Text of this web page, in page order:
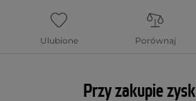
Ulubione Porównaj
Przy zakupie